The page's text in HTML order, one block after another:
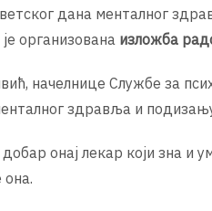
дана менталног
организована изложба
начелнице Службе за
здравља и
онај лекар који зна и
она.